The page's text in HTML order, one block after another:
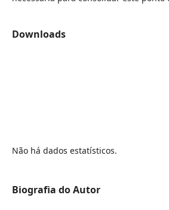
Downloads
Não há dados estatísticos.
Biografia do Autor